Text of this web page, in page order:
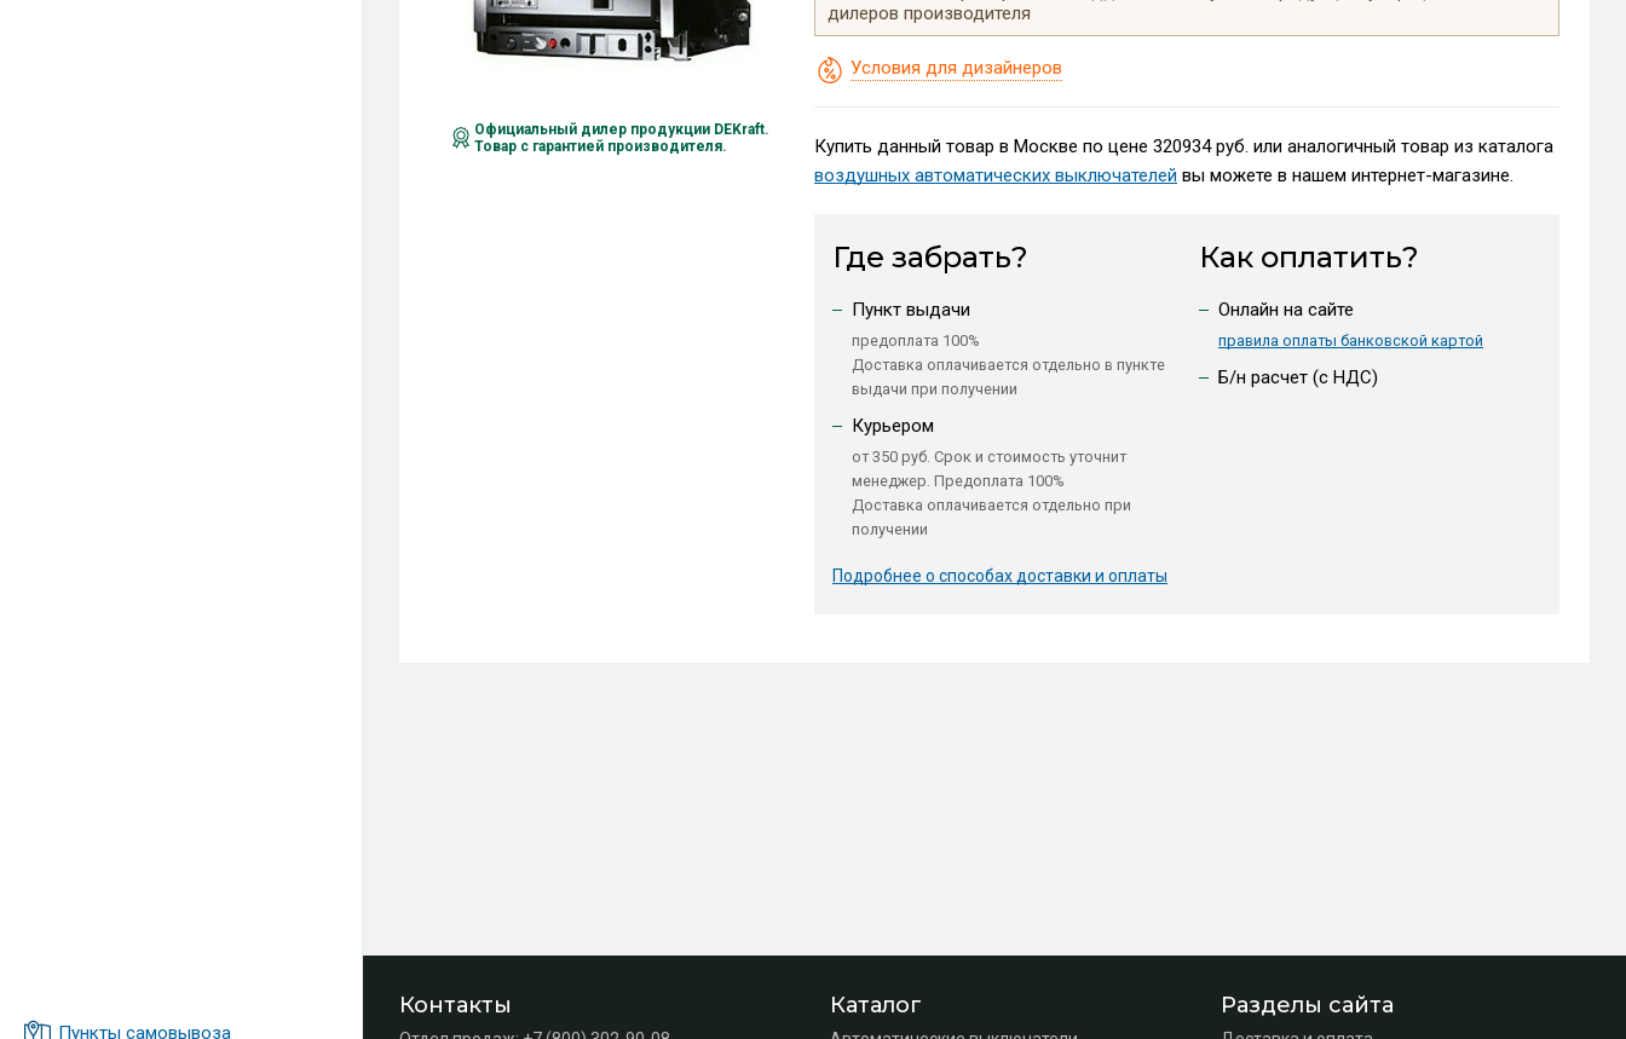
Пункты самовывоза
Официальный дилер продукции DEKraft.
Товар с гарантией производителя.
дилеров производителя
Условия для дизайнеров
Купить данный товар в Москве по цене 320934 руб. или аналогичный товар из каталога
воздушных автоматических выключателей вы можете в нашем интернет-магазине.
Где забрать?
Пункт выдачи
предоплата 100%
Доставка оплачивается отдельно в пункте
выдачи при получении
Курьером
от 350 руб. Срок и стоимость уточнит
менеджер. Предоплата 100%
Доставка оплачивается отдельно при
получении
Подробнее о способах доставки и оплаты
Как оплатить?
Онлайн на сайте
правила оплаты банковской картой
Б/н расчет (c НДС)
Контакты Каталог Разделы сайта